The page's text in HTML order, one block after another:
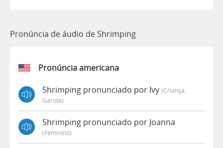
Pronúncia de áudio de Shrimping
Pronúncia americana
Shrimping pronunciado por Ivy (criança,
Garota)
Shrimping pronunciado por Joanna
(feminino)